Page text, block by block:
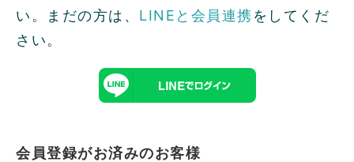
い。まだの方は、 LINEと会員連携をしてくだ
さい。
会員登録がお済みのお客様